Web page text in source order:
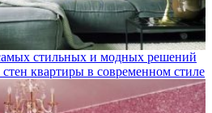
стильных и модных решений
квартиры в современном стиле